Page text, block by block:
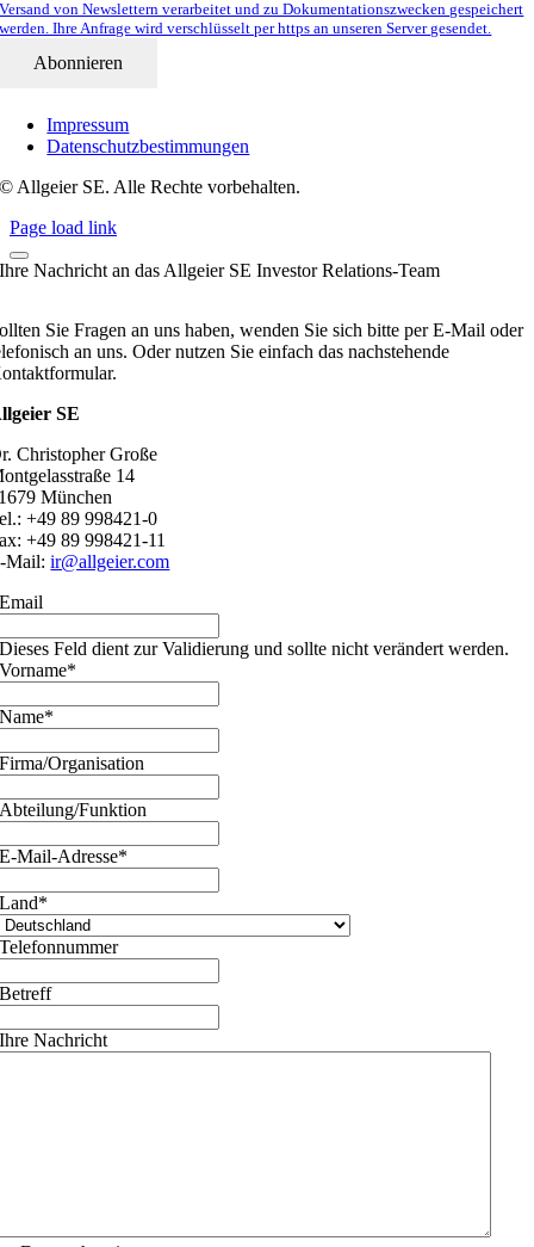
Versand von Newslettern verarbeitet und zu Dokumentationszwecken gespeichert
werden. Ihre Anfrage wird verschlüsselt per https an unseren Server gesendet.
Impressum
Datenschutzbestimmungen
© Allgeier SE. Alle Rechte vorbehalten.
Page load link
Ihre Nachricht an das Allgeier SE Investor Relations-Team
Sie Fragen an uns haben, wenden Sie sich bitte per E-Mail oder
an uns. Oder nutzen Sie einfach das nachstehende
SE
Christopher Große
14
München
+49 89 998421-0
+49 89 998421-11
Mail:ir@allgeier.com
Email
Dieses Feld dient zur Validierung und sollte nicht verändert werden.
Vorname*
Name*
Firma/Organisation
Abteilung/Funktion
E-Mail-Adresse*
Land*
Telefonnummer
Betreff
Ihre Nachricht